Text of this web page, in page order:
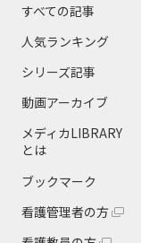
すべての記事
人気ランキング
シリーズ記事
動画アーカイブ
メディカLIBRARY
とは
ブックマーク
看護管理者の方